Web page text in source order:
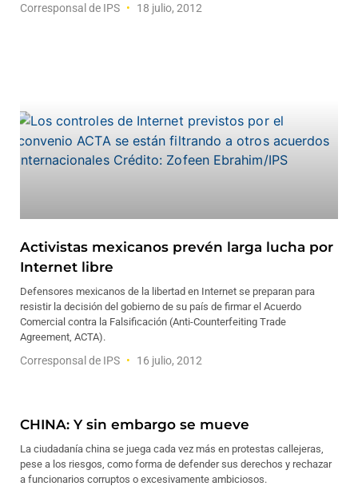
Corresponsal de IPS 18 julio, 2012
Activistas mexicanos prevén larga lucha por
Internet libre
Defensores mexicanos de la libertad en Internet se preparan para
resistir la decisión del gobierno de su país de firmar el Acuerdo
Comercial contra la Falsificación (Anti-Counterfeiting Trade
Agreement, ACTA).
Corresponsal de IPS 16 julio, 2012
CHINA: Y sin embargo se mueve
La ciudadanía china se juega cada vez más en protestas callejeras,
pese a los riesgos, como forma de defender sus derechos y rechazar
a funcionarios corruptos o excesivamente ambiciosos.